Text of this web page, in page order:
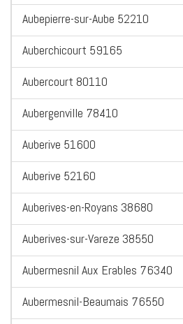
Aubepierre-sur-Aube 52210
Auberchicourt 59165
Aubercourt 80110
Aubergenville 78410
Auberive 51600
Auberive 52160
Auberives-en-Royans 38680
Auberives-sur-Vareze 38550
Aubermesnil Aux Erables 76340
Aubermesnil-Beaumais 76550